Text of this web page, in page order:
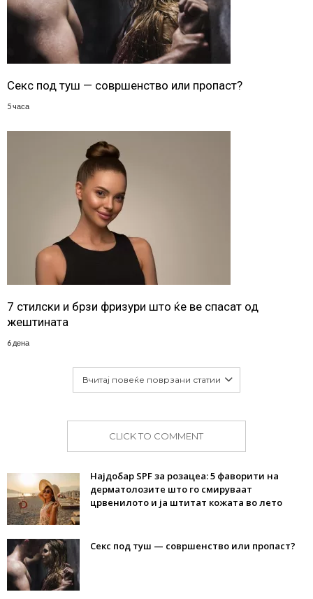
Секс под туш — совршенство или пропаст?
5 часа
7 стилски и брзи фризури што ќе ве спасат од
жештината
6 дена
Вчитај повеќе поврзани статии
CLICK TO COMMENT
Најдобар SPF за розацеа: 5 фаворити на
дерматолозите што го смируваат
црвенилото и ја штитат кожата во лето
Секс под туш — совршенство или пропаст?